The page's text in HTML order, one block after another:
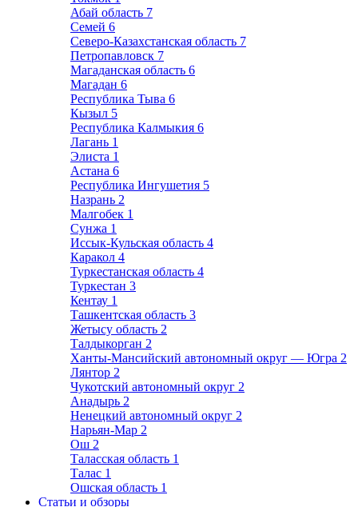
Абай область 7
Семей 6
Северо-Казахстанская область 7
Петропавловск 7
Магаданская область 6
Магадан 6
Республика Тыва 6
Кызыл 5
Республика Калмыкия 6
Лагань 1
Элиста 1
Астана 6
Республика Ингушетия 5
Назрань 2
Малгобек 1
Сунжа 1
Иссык-Кульская область 4
Каракол 4
Туркестанская область 4
Туркестан 3
Кентау 1
Ташкентская область 3
Жетысу область 2
Талдыкорган 2
Ханты-Мансийский автономный округ — Югра 2
Лянтор 2
Чукотский автономный округ 2
Анадырь 2
Ненецкий автономный округ 2
Нарьян-Мар 2
Ош 2
Таласская область 1
Талас 1
Ошская область 1
Статьи и обзоры